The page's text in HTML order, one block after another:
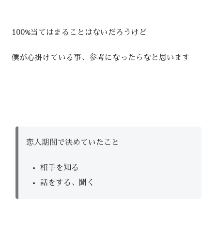
100%当てはまることはないだろうけど
僕が心掛けている事、参考になったらなと思います
恋人期間で決めていたこと
相手を知る
話をする、聞く